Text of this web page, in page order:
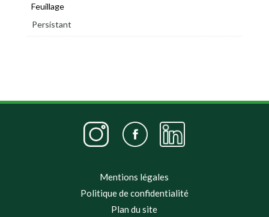
Feuillage
Persistant
Mentions légales
Politique de confidentialité
Plan du site